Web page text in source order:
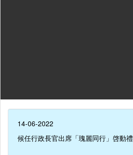
14-06-2022
候任行政長官出席「瑰麗同行」啓動禮